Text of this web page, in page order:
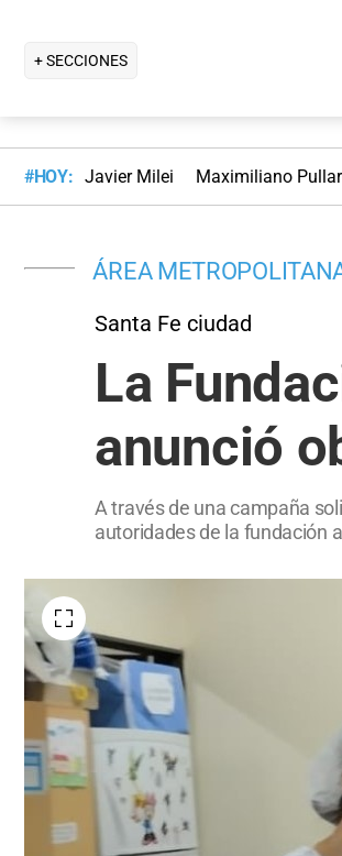
+ SECCIONES
#HOY: Javier Milei Maximiliano
ÁREA
Santa Fe ciudad
La
anunció
A través de una campaña
autoridades de la fundación